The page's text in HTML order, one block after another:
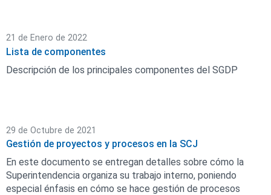
21 de Enero de 2022
Lista de componentes
Descripción de los principales componentes del SGDP
29 de Octubre de 2021
Gestión de proyectos y procesos en la SCJ
En este documento se entregan detalles sobre cómo la
Superintendencia organiza su trabajo interno, poniendo
especial énfasis en cómo se hace gestión de procesos